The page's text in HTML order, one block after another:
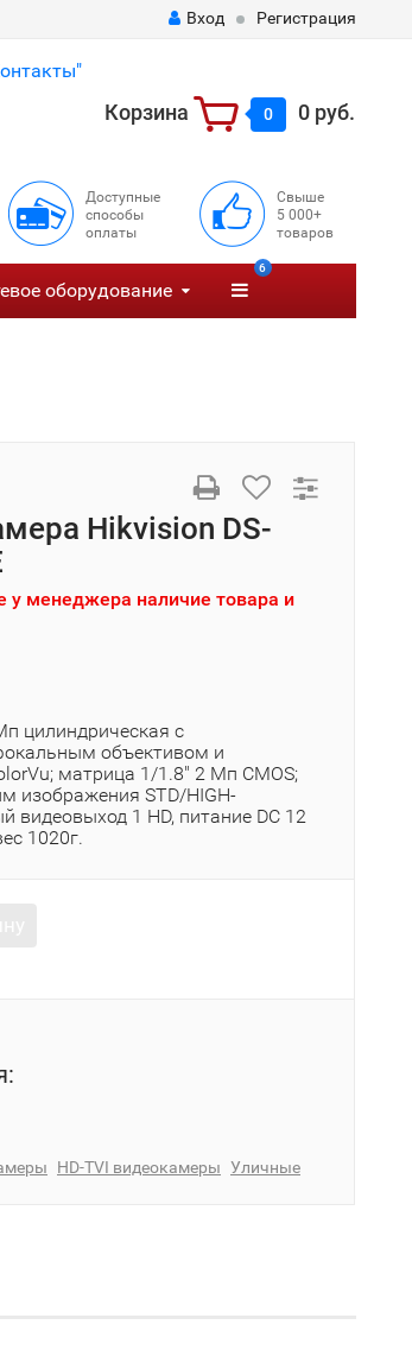
Вход Регистрация
Корзина 0 0 руб.
Доступные
способы
оплаты
Свыше
5 000+
товаров
оборудование
6
Hikvision DS-
у менеджера наличие товара и
цилиндрическая с
объективом и
матрица 1/1.8″ 2 Мп CMOS;
изображения STD/HIGH-
видеовыход 1 HD, питание DC 12
1020г.
HD-TVI видеокамеры Уличные